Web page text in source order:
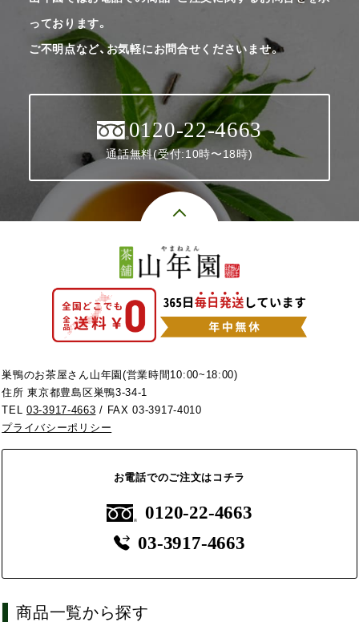
っております。
ご不明点など、お気軽にお問合せくださいませ。
0120-22-4663
通話無料(受付:10時〜18時)
巣鴨のお茶屋さん山年園(営業時間10:00~18:00)
住所 東京都豊島区巣鴨3-34-1
TEL03-3917-4663 / FAX 03-3917-4010
プライバシーポリシー
お電話でのご注文はコチラ
0120-22-4663
03-3917-4663
商品一覧から探す